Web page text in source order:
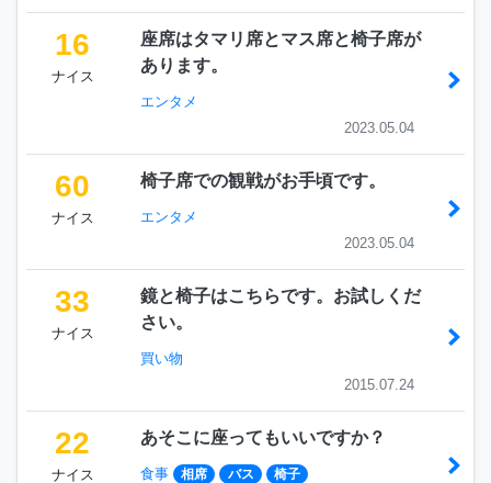
16
ナイス
座席はタマリ席とマス席と椅子席が
あります。
エンタメ
2023.05.04
60
ナイス
椅子席での観戦がお手頃です。
エンタメ
2023.05.04
33
ナイス
鏡と椅子はこちらです。お試しくだ
さい。
買い物
2015.07.24
22
ナイス
あそこに座ってもいいですか？
食事 相席 バス 椅子